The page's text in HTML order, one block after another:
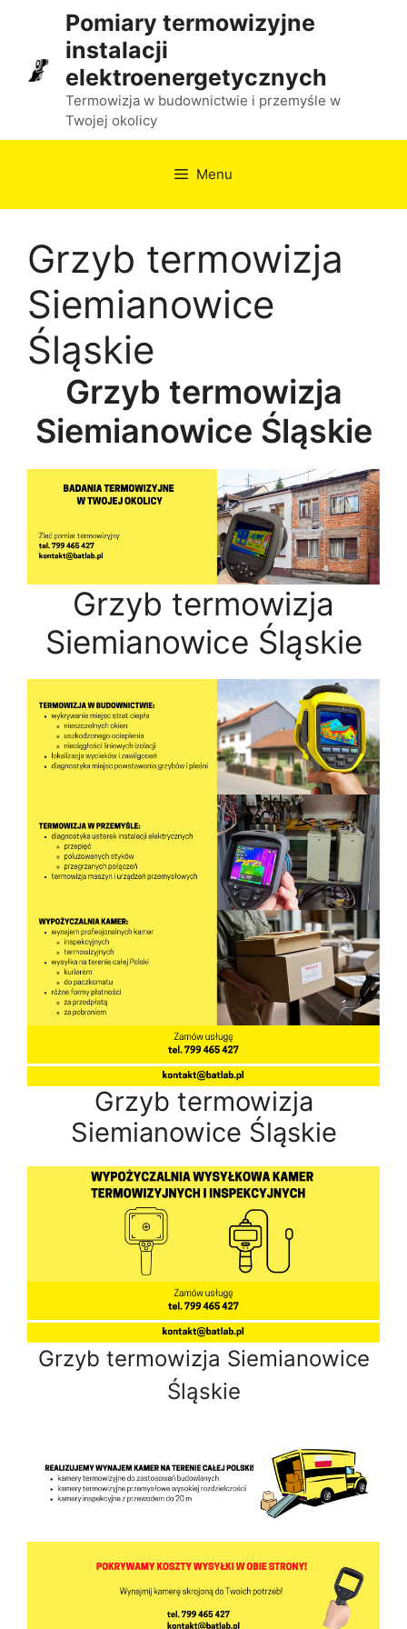
treści
Pomiary termowizyjne
instalacji
elektroenergetycznych
Termowizja w budownictwie i przemyśle w
Twojej okolicy
Menu
Grzyb termowizja
Siemianowice
Śląskie
Grzyb termowizja
Siemianowice Śląskie
Grzyb termowizja
Siemianowice Śląskie
Grzyb termowizja
Siemianowice Śląskie
Grzyb termowizja Siemianowice
Śląskie